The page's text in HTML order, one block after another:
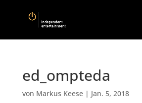
ed_ompteda
von Markus Keese| Jan. 5, 2018